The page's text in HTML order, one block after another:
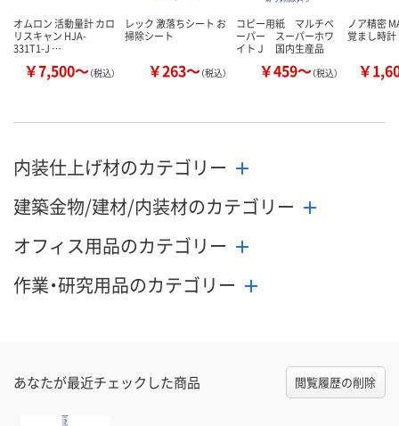
オムロン 活動量計 カロ
リスキャン HJA-
331T1-J …
￥7,500～（税込）
レック 激落ちシート お
掃除シート
￥263～（税込）
コピー用紙 マルチペ
ーパー スーパーホワ
イトＪ 国内生産品
￥459～（税込）
ノア精密
覚まし時
￥
内装仕上げ材のカテゴリー
建築金物/建材/内装材のカテゴリー
オフィス用品のカテゴリー
作業・研究用品のカテゴリー
あなたが最近チェックした商品 閲覧履歴の削除